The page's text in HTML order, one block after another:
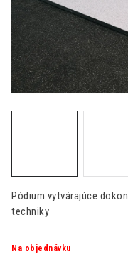
Kontakt Moja objednávka
Pódium vytvárajúce
techniky
Na objednávku